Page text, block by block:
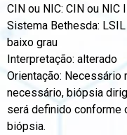
CIN ou NIC: CIN ou NIC
Sistema Bethesda:
baixo grau
Interpretação: alterado
Orientação:
necessário, biópsia
será definido conforme
biópsia.